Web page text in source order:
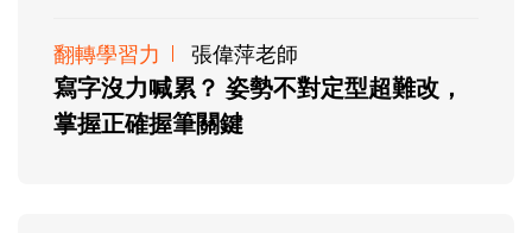
翻轉學習力 張偉萍老師
寫字沒力喊累？ 姿勢不對定型超難改，
掌握正確握筆關鍵